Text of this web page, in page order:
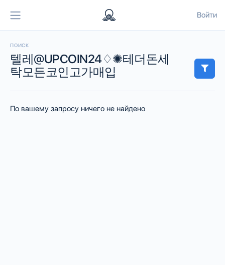
Войти
ПОИСК
텔레@UPCOIN24♢✺테더돈세
탁모든코인고가매입
По вашему запросу ничего не найдено